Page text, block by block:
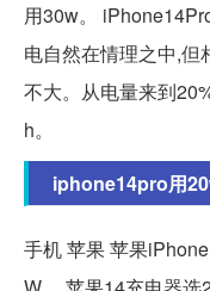
用30w。
电自然在情理之中,
不大。从电量来到
h。
iphone14pro用
手机 苹果 苹果